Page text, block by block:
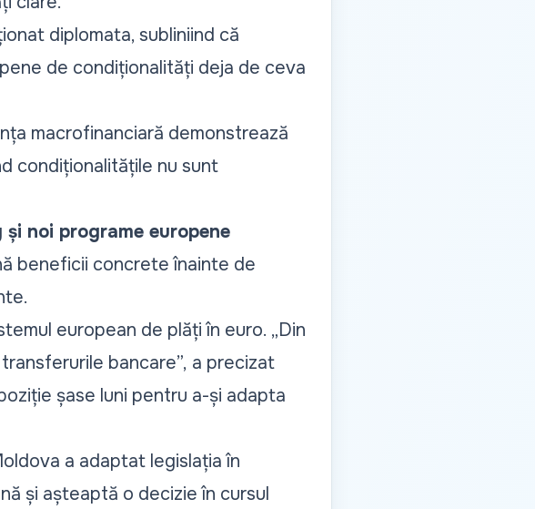
diplomata, subliniind că
de condiționalități deja de ceva
macrofinanciară demonstrează
condiționalitățile nu sunt
noi programe europene
beneficii concrete înainte de
european de plăți în euro. „Din
bancare”, a precizat
șase luni pentru a-și adapta
a adaptat legislația în
și așteaptă o decizie în cursul